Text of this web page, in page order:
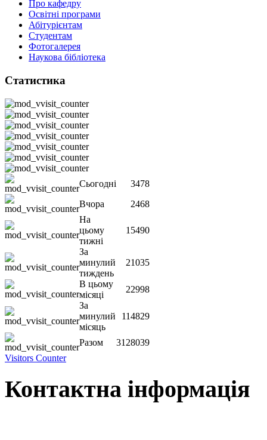
Про кафедру
Освітні програми
Абітурієнтам
Студентам
Фотогалерея
Наукова бібліотека
Статистика
Сьогодні
3478
Вчора
2468
На
цьому
тижні
15490
За
минулий
тиждень
21035
В цьому
місяці
22998
За
минулий
місяць
114829
Разом
3128039
Visitors Counter
Контактна інформація